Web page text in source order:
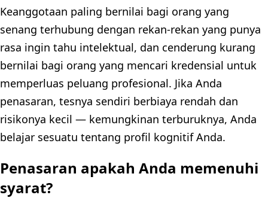
Keanggotaan paling bernilai bagi orang yang
senang terhubung dengan rekan-rekan yang punya
rasa ingin tahu intelektual, dan cenderung kurang
bernilai bagi orang yang mencari kredensial untuk
memperluas peluang profesional. Jika Anda
penasaran, tesnya sendiri berbiaya rendah dan
risikonya kecil — kemungkinan terburuknya, Anda
belajar sesuatu tentang profil kognitif Anda.
Penasaran apakah Anda memenuhi
syarat?